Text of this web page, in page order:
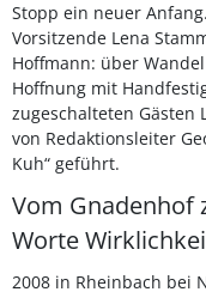
Stopp ein neuer
Vorsitzende Lena
Hoffmann: über
Hoffnung mit
zugeschalteten Gästen
von Redaktionsleiter
Kuh“ geführt.
Vom Gnadenhof
Worte
2008 in Rheinbach bei